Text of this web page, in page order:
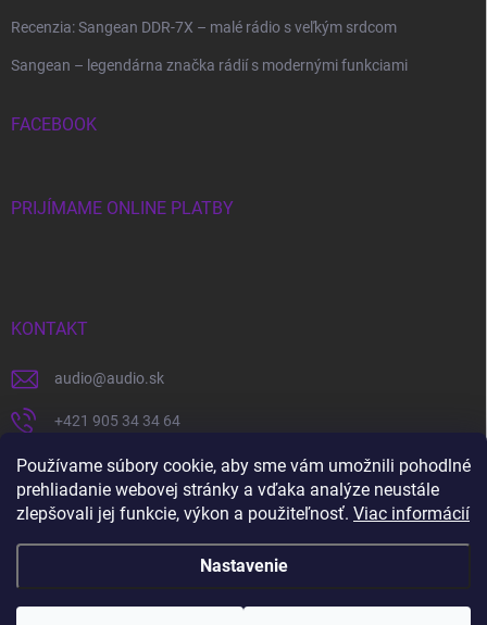
Používame súbory cookie, aby sme vám umožnili pohodlné
prehliadanie webovej stránky a vďaka analýze neustále
zlepšovali jej funkcie, výkon a použiteľnosť. Viac informácií
Nastavenie
Recenzia: Sangean DDR-7X – malé rádio s veľkým srdcom
Sangean – legendárna značka rádií s modernými funkciami
FACEBOOK
PRIJÍMAME ONLINE PLATBY
KONTAKT
audio@audio.sk
+421 905 34 34 64
https://www.facebook.com/audio.sk
audio.sk
Copyright 2026audio.sk. Všetky práva vyhradené.Upraviť nastavenie